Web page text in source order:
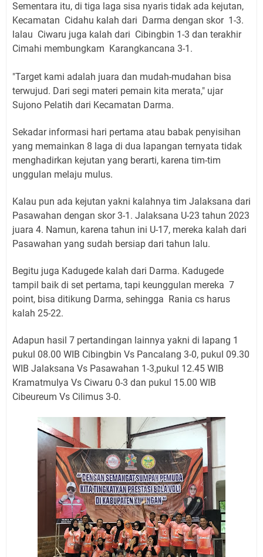
Sementara itu, di tiga laga sisa nyaris tidak ada kejutan,
Kecamatan Cidahu kalah dari Darma dengan skor 1-3.
lalau Ciwaru juga kalah dari Cibingbin 1-3 dan terakhir
Cimahi membungkam Karangkancana 3-1.
"Target kami adalah juara dan mudah-mudahan bisa
terwujud. Dari segi materi pemain kita merata," ujar
Sujono Pelatih dari Kecamatan Darma.
Sekadar informasi hari pertama atau babak penyisihan
yang memainkan 8 laga di dua lapangan ternyata tidak
menghadirkan kejutan yang berarti, karena tim-tim
unggulan melaju mulus.
Kalau pun ada kejutan yakni kalahnya tim Jalaksana dari
Pasawahan dengan skor 3-1. Jalaksana U-23 tahun 2023
juara 4. Namun, karena tahun ini U-17, mereka kalah dari
Pasawahan yang sudah bersiap dari tahun lalu.
Begitu juga Kadugede kalah dari Darma. Kadugede
tampil baik di set pertama, tapi keunggulan mereka 7
point, bisa ditikung Darma, sehingga Rania cs harus
kalah 25-22.
Adapun hasil 7 pertandingan lainnya yakni di lapang 1
pukul 08.00 WIB Cibingbin Vs Pancalang 3-0, pukul 09.30
WIB Jalaksana Vs Pasawahan 1-3,pukul 12.45 WIB
Kramatmulya Vs Ciwaru 0-3 dan pukul 15.00 WIB
Cibeureum Vs Cilimus 3-0.